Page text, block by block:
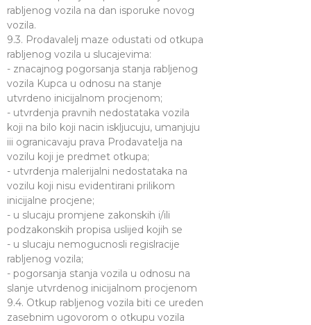
rabljenog vozila na dan isporuke novog
vozila.
9.3. Prodavalelj maze odustati od otkupa
rabljenog vozila u slucajevima:
- znacajnog pogorsanja stanja rabljenog
vozila Kupca u odnosu na stanje
utvrdeno inicijalnom procjenom;
- utvrdenja pravnih nedostataka vozila
koji na bilo koji nacin iskljucuju, umanjuju
iii ogranicavaju prava Prodavatelja na
vozilu koji je predmet otkupa;
- utvrdenja malerijalni nedostataka na
vozilu koji nisu evidentirani prilikom
inicijalne procjene;
- u slucaju promjene zakonskih i/ili
podzakonskih propisa uslijed kojih se
- u slucaju nemogucnosli regislracije
rabljenog vozila;
- pogorsanja stanja vozila u odnosu na
slanje utvrdenog inicijalnom procjenom
9.4. Otkup rabljenog vozila biti ce ureden
zasebnim ugovorom o otkupu vozila